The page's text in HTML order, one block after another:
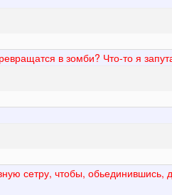
в зомби? Что-то я
сетру, чтобы, обьединившись,